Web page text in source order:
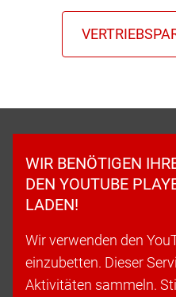
WIR BENÖTIGEN
DEN YOUTUBE
LADEN!
Wir verwenden den
einzubetten. Dieser
Aktivitäten sammeln.